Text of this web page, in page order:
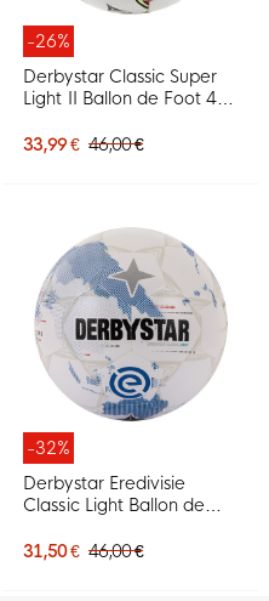
-26%
Derbystar Classic Super
Light II Ballon de Foot 4 x
Jaune
33,99 € 46,00 €
-32%
Derbystar Eredivisie
Classic Light Ballon de
Blanc Bleu Clair Noir
31,50 € 46,00 €